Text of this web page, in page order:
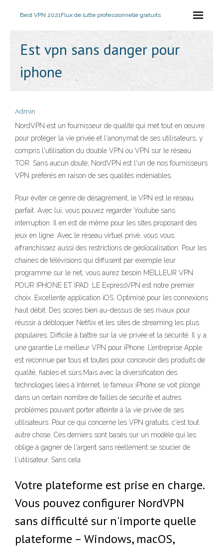
Best VPN 2021Flux de lutte professionnelle gratuits
Est vpn sans danger pour
iphone
Admin
NordVPN est un fournisseur de qualité qui met tout en œuvre
pour protéger la vie privée et l'anonymat de ses utilisateurs, y
compris l'utilisation du double VPN ou VPN sur le réseau
TOR. Sans aucun doute, NordVPN est l'un de nos fournisseurs
VPN préférés en raison de ses qualités indéniables.
Pour éviter ce genre de désagrément, le VPN est le réseau
parfait. Avec lui, vous pouvez regarder Youtube sans
interruption. Il en est de même pour les sites proposant des
jeux en ligne. Avec le réseau virtuel privé, vous vous
affranchissez aussi des restrictions de géolocalisation. Pour les
chaines de télévisions qui diffusent par exemple leur
programme sur le net, vous aurez besoin MEILLEUR VPN
POUR IPHONE ET IPAD: LE ExpressVPN est notre premier
choix. Excellente application iOS. Optimisé pour les connexions
haut débit. Des scores bien au-dessus de ses rivaux pour
réussir à débloquer Netflix et les sites de streaming les plus
populaires. Difficile à battre sur la vie privée et la sécurité. Il y a
une garantie Le meilleur VPN pour iPhone. L’entreprise Apple
est reconnue par tous et toutes pour concevoir des produits de
qualité, fiables et sûrs.Mais avec la diversification des
technologies liées à Internet, le fameux iPhone se voit plongé
dans un certain nombre de failles de sécurité et autres
problèmes pouvant porter atteinte à la vie privée de ses
utilisateurs. Pour ce qui concerne les VPN gratuits, c'est tout
autre chose. Ces derniers sont basés sur un modèle qui les
oblige à gagner de l'argent sans réellement se soucier de
l'utilisateur. Sans cela
Votre plateforme est prise en charge.
Vous pouvez configurer NordVPN
sans difficulté sur n'importe quelle
plateforme – Windows, macOS,